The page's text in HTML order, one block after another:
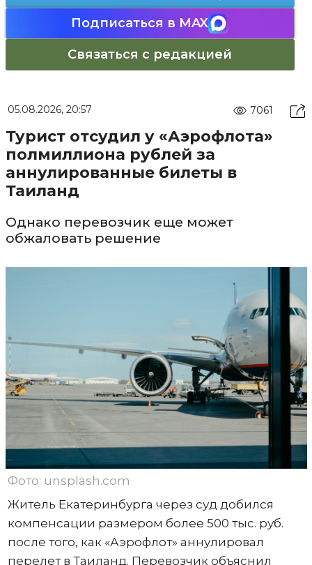
Подписаться в MAX
Связаться с редакцией
05.08.2026, 20:57 7061
Турист отсудил у «Аэрофлота»
полмиллиона рублей за
аннулированные билеты в
Таиланд
Однако перевозчик еще может
обжаловать решение
Фото: unsplash.com
Житель Екатеринбурга через суд добился
компенсации размером более 500 тыс. руб.
после того, как «Аэрофлот» аннулировал
перелет в Таиланд. Перевозчик объяснил